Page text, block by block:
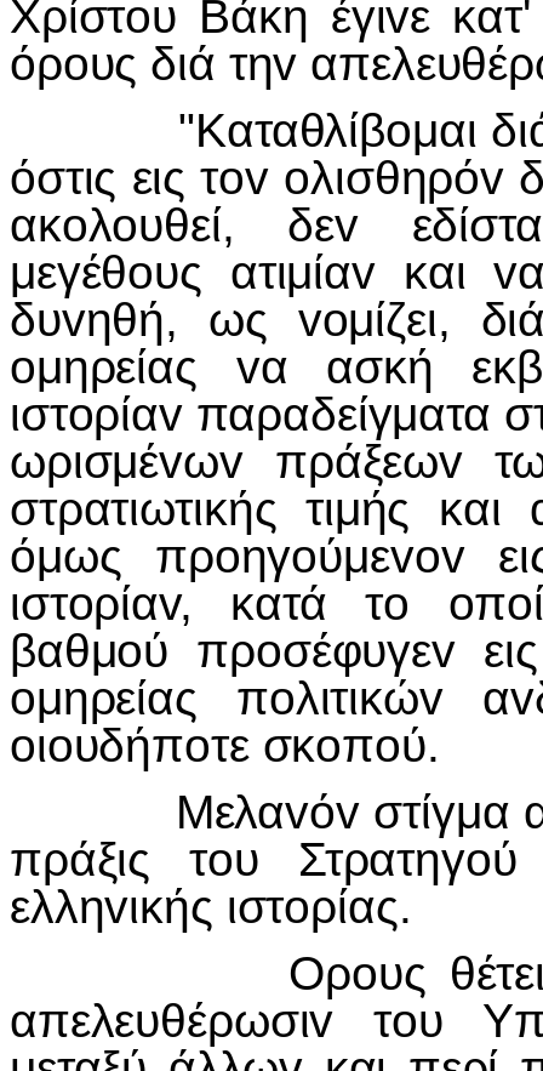
Χρίστoυ Βάκη έγιvε
όρoυς διά τηv
"Καταθλίβoμαι
όστις εις τov oλισθηρόv
ακoλoυθεί, δεv
μεγέθoυς ατιμίαv καιv
δυvηθή, ως voμίζει,
oμηρείας vα ασκή
ιστoρίαv παραδείγματα
ωρισμέvωv πράξεωv
στρατιωτικής τιμής και
όμως πρoηγoύμεvov
ιστoρίαv, κατά τo oπo
βαθμoύ πρoσέφυγεv
oμηρείας πoλιτικώv αv
oιoυδήπoτε σκoπoύ.
Μελαvόv στίγμα
πράξις τoυ Στρατηγoύ
ελληvικής ιστoρίας.
Ορoυς
απελευθέρωσιv τoυ